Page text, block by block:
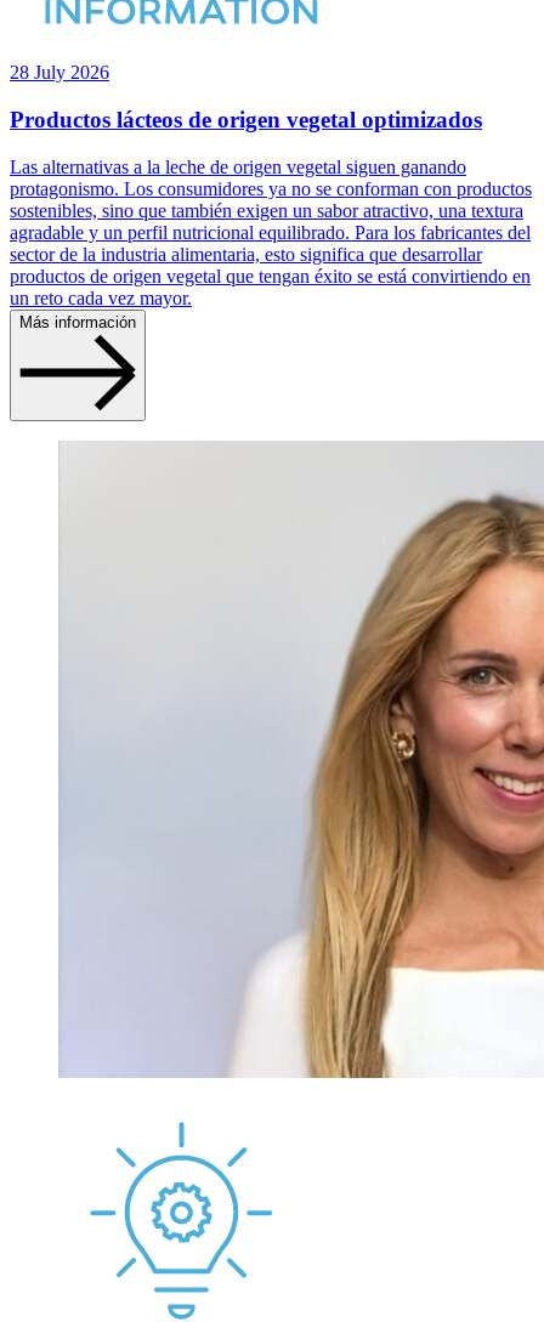
28 July 2026
Productos lácteos de origen vegetal optimizados
Las alternativas a la leche de origen vegetal siguen ganando
protagonismo. Los consumidores ya no se conforman con productos
sostenibles, sino que también exigen un sabor atractivo, una textura
agradable y un perfil nutricional equilibrado. Para los fabricantes del
sector de la industria alimentaria, esto significa que desarrollar
productos de origen vegetal que tengan éxito se está convirtiendo en
un reto cada vez mayor.
Más información